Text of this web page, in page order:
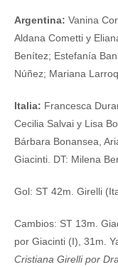
Argentina: Vanina
Aldana Cometti y
Benítez; Estefanía
Núñez; Mariana
Italia: Francesca
Cecilia Salvai y Lisa
Bárbara Bonansea,
Giacinti. DT: Milena
Gol: ST 42m. Girelli
Cambios: ST 13m.
por Giacinti (I), 31m.
Cristiana Girelli por